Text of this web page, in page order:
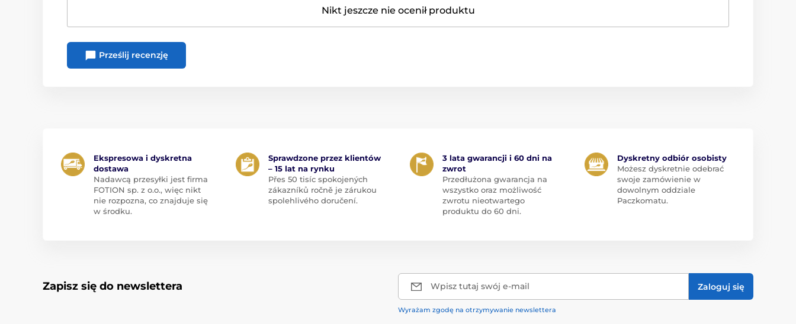
Nikt jeszcze nie ocenił produktu
Prześlij recenzję
Ekspresowa i dyskretna
dostawa
Nadawcą przesyłki jest firma
FOTION sp. z o.o., więc nikt
nie rozpozna, co znajduje się
w środku.
Sprawdzone przez klientów
– 15 lat na rynku
Přes 50 tisíc spokojených
zákazníků ročně je zárukou
spolehlivého doručení.
3 lata gwarancji i 60 dni na
zwrot
Przedłużona gwarancja na
wszystko oraz możliwość
zwrotu nieotwartego
produktu do 60 dni.
Dyskretny odbiór osobisty
Możesz dyskretnie odebrać
swoje zamówienie w
dowolnym oddziale
Paczkomatu.
Zapisz się do newslettera Wpisz tutaj swój e-mail Zaloguj się
Wyrażam zgodę na otrzymywanie newslettera